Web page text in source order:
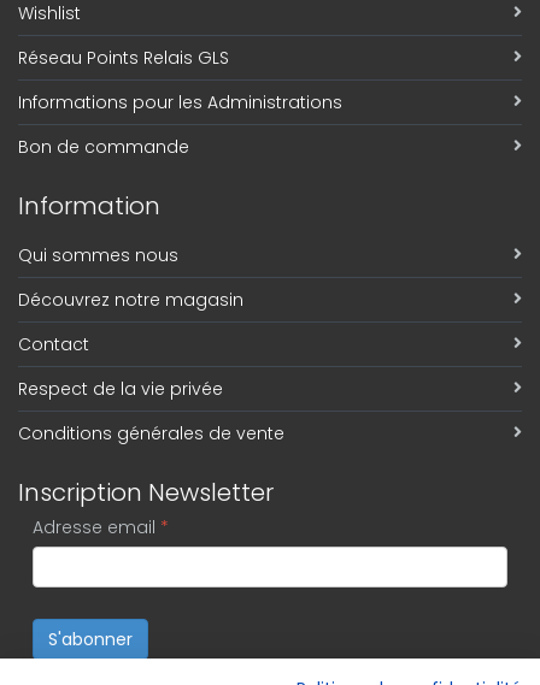
Wishlist
Réseau Points Relais GLS
Informations pour les Administrations
Bon de commande
Information
Qui sommes nous
Découvrez notre magasin
Contact
Respect de la vie privée
Conditions générales de vente
Inscription Newsletter
Adresse email *
S'abonner